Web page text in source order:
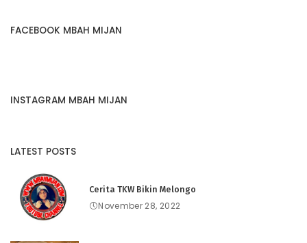
FACEBOOK MBAH MIJAN
INSTAGRAM MBAH MIJAN
LATEST POSTS
Cerita TKW Bikin Melongo
November 28, 2022